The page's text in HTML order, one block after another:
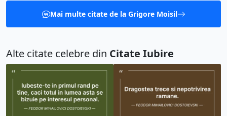
Mai multe citate de la Grigore Moisil
Alte citate celebre din Citate Iubire